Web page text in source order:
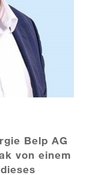
Belp AG
von einem